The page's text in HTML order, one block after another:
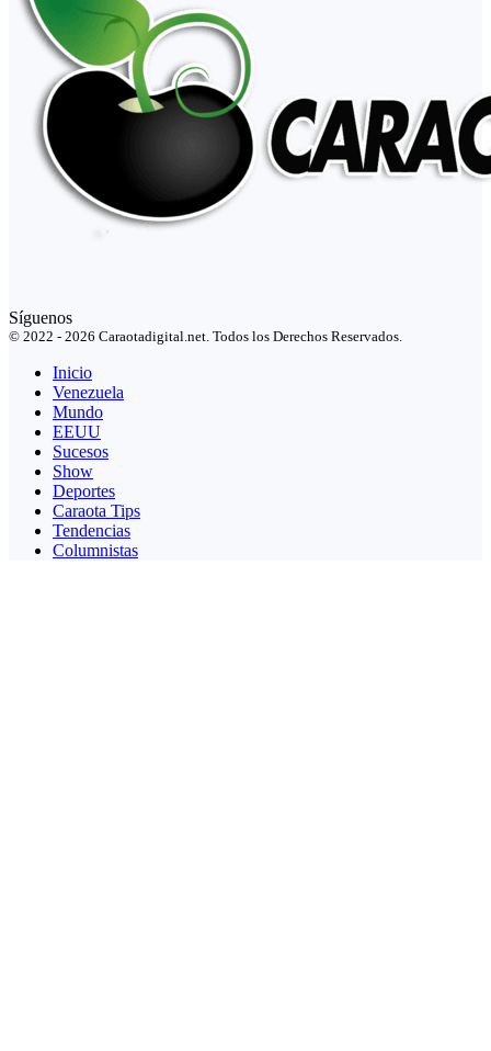
Síguenos
© 2022 - 2026 Caraotadigital.net. Todos los Derechos Reservados.
Inicio
Venezuela
Mundo
EEUU
Sucesos
Show
Deportes
Caraota Tips
Tendencias
Columnistas